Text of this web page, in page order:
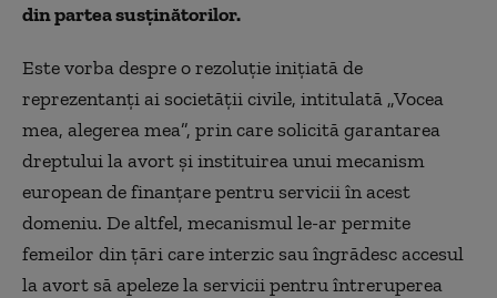
din partea susținătorilor.
Este vorba despre o rezoluție inițiată de
reprezentanți ai societății civile, intitulată „Vocea
mea, alegerea mea”, prin care solicită garantarea
dreptului la avort și instituirea unui mecanism
european de finanțare pentru servicii în acest
domeniu. De altfel, mecanismul le-ar permite
femeilor din țări care interzic sau îngrădesc accesul
la avort să apeleze la servicii pentru întreruperea